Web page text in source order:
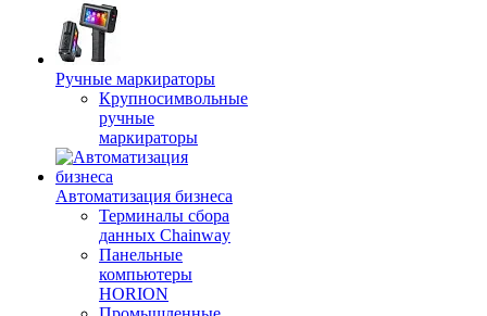
Ручные маркираторы
Крупносимвольные
ручные
маркираторы
Автоматизация бизнеса
Терминалы сбора
данных Chainway
Панельные
компьютеры
HORION